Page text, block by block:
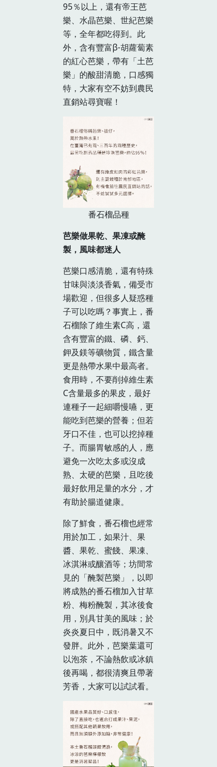
95％以上，還有帝王芭
樂、水晶芭樂、世紀芭樂
等，全年都吃得到。此
外，含有豐富β-胡蘿蔔素
的紅心芭樂，帶有「土芭
樂」的酸甜清脆，口感獨
特，大家有空不妨到農民
直銷站尋寶喔！
番石榴品種
芭樂做果乾、果凍或醃
製，風味都迷人
芭樂口感清脆，還有特殊
甘味與淡淡香氣，備受市
場歡迎，但很多人疑惑種
子可以吃嗎？事實上，番
石榴除了維生素C高，還
含有豐富的鐵、磷、鈣、
鉀及鎂等礦物質，鐵含量
更是熱帶水果中最高者。
食用時，不要削掉維生素
C含量最多的果皮，最好
連種子一起細嚼慢嚥，更
能吃到芭樂的營養；但若
牙口不佳，也可以挖掉種
子。而腸胃敏感的人，應
避免一次吃太多或沒成
熟、太硬的芭樂，且吃後
最好飲用足量的水分，才
有助於腸道健康。
除了鮮食，番石榴也經常
用於加工，如果汁、果
醬、果乾、蜜餞、果凍、
冰淇淋或釀酒等；坊間常
見的「醃製芭樂」，以即
將成熟的番石榴加入甘草
粉、梅粉醃製，其冰後食
用，別具甘美的風味；於
炎炎夏日中，既消暑又不
發胖。此外，芭樂葉還可
以泡茶，不論熱飲或冰鎮
後再喝，都很清爽且帶著
芳香，大家可以試試看。